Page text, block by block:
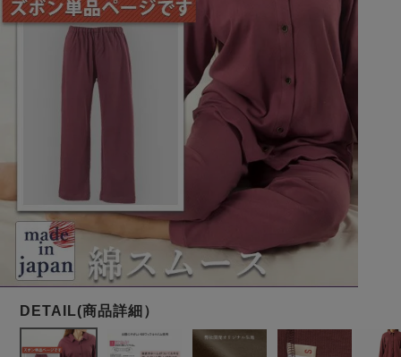
春 夏 冬
メンズパジャマ
春 夏
ガールズパジャマ
ニット/ストレッチ 起毛/フランネル
柄物
体型別におすすめパジ
年齢別におすすめパジ
ャマ
ルームウェア
インナーウェア 生活雑貨 カタログギフト
胸がすけない
羽織・バスロ
ーブ
上着単品
ズボン単品
会社概要 お買い物ガイド 安心の日本製
SDGsの取り組み